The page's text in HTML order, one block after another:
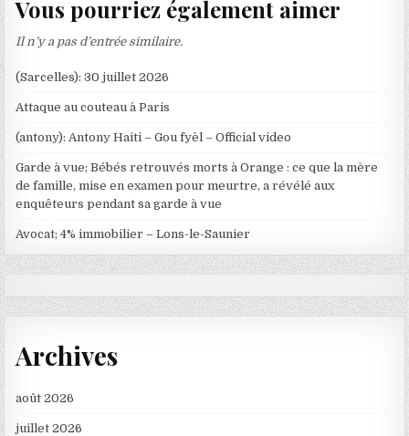
Vous pourriez également aimer
Il n’y a pas d’entrée similaire.
(Sarcelles): 30 juillet 2026
Attaque au couteau à Paris
(antony): Antony Haiti – Gou fyèl – Official video
Garde à vue; Bébés retrouvés morts à Orange : ce que la mère
de famille, mise en examen pour meurtre, a révélé aux
enquêteurs pendant sa garde à vue
Avocat; 4% immobilier – Lons-le-Saunier
Archives
août 2026
juillet 2026